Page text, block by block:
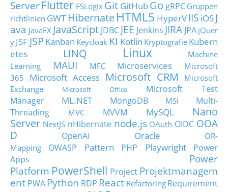
Server Flutter FSLogix Git GitHubGo gRPC Gruppen
richtlinien GWT HibernateHTML5 HyperVIIS iOSJ
ava JavaFX JavaScript JDBC JEE Jenkins JIRA JPA jQuer
y JSF JSP Kanban Keycloak KI Kotlin Kryptografie Kubern
etes
LINQ Linux
Machine
Learning
MAUI MFC Microservices
Microsoft
365
Microsoft Access Microsoft CRM
Microsoft
Exchange
Microsoft Office
Microsoft Test
Manager
ML.NET MongoDB MSI
Multi-
Threading
MVC MVVM MySQL
Nano
Server NextJS nHibernate node.js OAuth OIDC OOA
D
OpenAI Oracle
OR-
Mapping
OWASP Pattern PHP Playwright
Power
Apps
Power
Platform PowerShell Project Projektmanagem
ent PWA Python RDP React Refactoring Requirement